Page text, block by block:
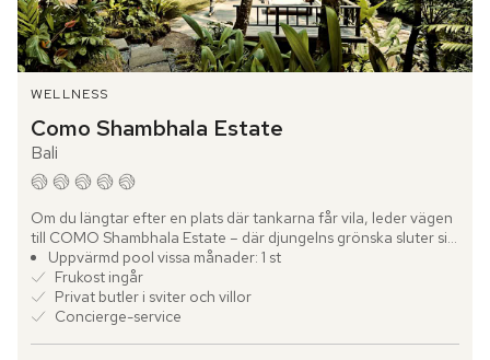
WELLNESS
Como Shambhala Estate
Bali
Om du längtar efter en plats där tankarna får vila, leder vägen
till COMO Shambhala Estate – där djungelns grönska sluter sig
tätt omkring och världen utanför bleknar bort. Genom...
Uppvärmd pool vissa månader: 1 st
Frukost ingår
Privat butler i sviter och villor
Concierge-service